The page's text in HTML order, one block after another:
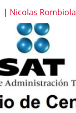
| Nicolas Rombiola